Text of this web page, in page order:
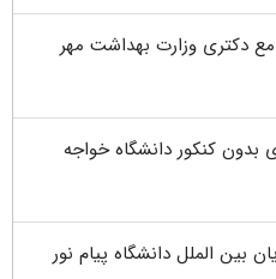
دکتری وزارت بهداشت مهر
بدون کنکور دانشگاه خواجه
الملل دانشگاه پیام نور